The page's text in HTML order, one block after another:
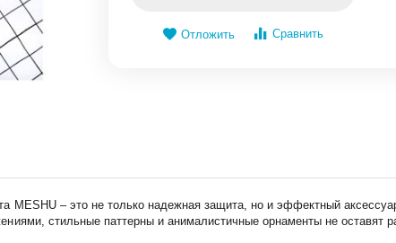
Отложить Сравнить
MESHU – это не только надежная защита, но и эффектный
стильные паттерны и анималистичные орнаменты не оставят